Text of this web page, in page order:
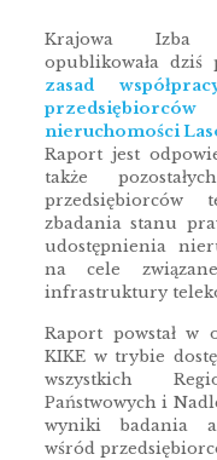
Krajowa Izba
opublikowała dziś
zasad
nieruchomości
Raport jest
także
przedsiębiorców
zbadania stanu
udostępnienia
na cele
infrastruktury
Raport powstał w
KIKE w trybie
wszystkich
Państwowych i
wyniki badania
wśród